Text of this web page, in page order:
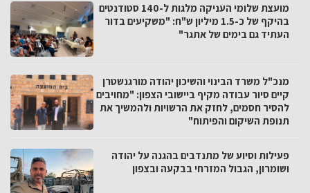
מועצת שלומי העניקה מלגות ל-140 סטודנטים
בהיקף של כ-1.5 מיליון ש"ח: "משקיעים בדור
העתיד גם בימים של אתגר"
מנכ"ל משרד הבינוי והשיכון יהודה מורגנשטרן
קיים סיור עבודה מקיף ביישובי הצפון: "מחויבים
להסיר חסמים, לחזק את הרשויות ולהמשיך את
תנופת השיקום והפיתוח"
פעילות וסיוע של מתנדבים בהגנה על יהודה
ושומרון, הגבול המזרחי בבקעה ובצפון